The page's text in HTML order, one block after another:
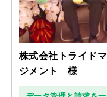
株式会社トライド
ジメント 様